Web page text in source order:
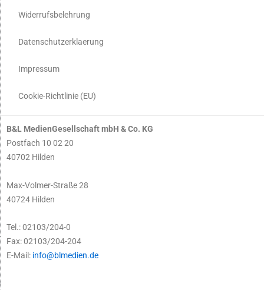
Widerrufsbelehrung
Datenschutzerklaerung
Impressum
Cookie-Richtlinie (EU)
B&L MedienGesellschaft mbH & Co. KG
Postfach 10 02 20
40702 Hilden
Max-Volmer-Straße 28
40724 Hilden
Tel.: 02103/204-0
Fax: 02103/204-204
E-Mail: info@blmedien.de